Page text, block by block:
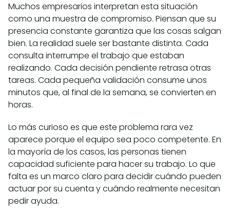
Muchos empresarios interpretan esta situación
como una muestra de compromiso. Piensan que su
presencia constante garantiza que las cosas salgan
bien. La realidad suele ser bastante distinta. Cada
consulta interrumpe el trabajo que estaban
realizando. Cada decisión pendiente retrasa otras
tareas. Cada pequeña validación consume unos
minutos que, al final de la semana, se convierten en
horas.
Lo más curioso es que este problema rara vez
aparece porque el equipo sea poco competente. En
la mayoría de los casos, las personas tienen
capacidad suficiente para hacer su trabajo. Lo que
falta es un marco claro para decidir cuándo pueden
actuar por su cuenta y cuándo realmente necesitan
pedir ayuda.